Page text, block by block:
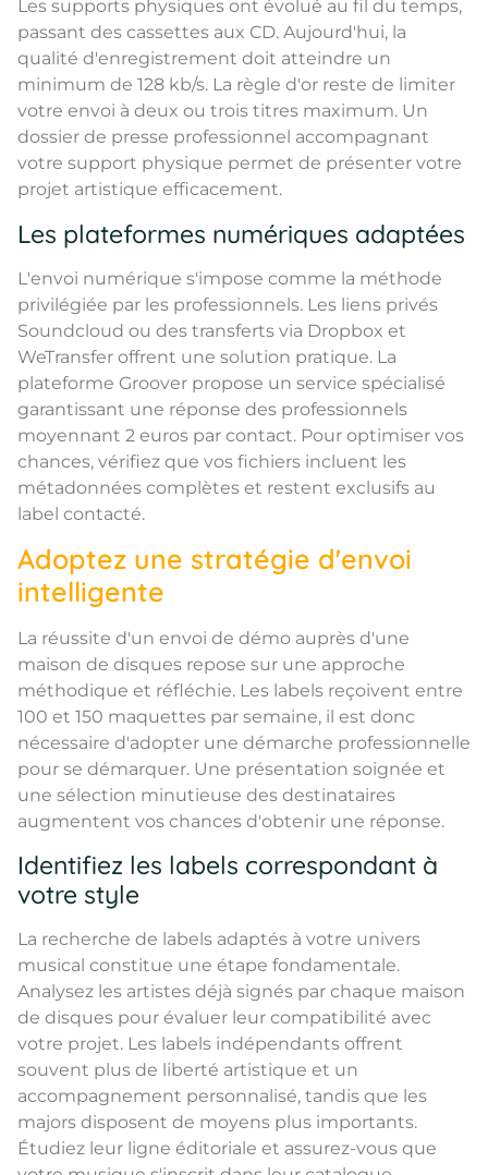
Les supports physiques ont évolué au fil du temps,
passant des cassettes aux CD. Aujourd'hui, la
qualité d'enregistrement doit atteindre un
minimum de 128 kb/s. La règle d'or reste de limiter
votre envoi à deux ou trois titres maximum. Un
dossier de presse professionnel accompagnant
votre support physique permet de présenter votre
projet artistique efficacement.
Les plateformes numériques adaptées
L'envoi numérique s'impose comme la méthode
privilégiée par les professionnels. Les liens privés
Soundcloud ou des transferts via Dropbox et
WeTransfer offrent une solution pratique. La
plateforme Groover propose un service spécialisé
garantissant une réponse des professionnels
moyennant 2 euros par contact. Pour optimiser vos
chances, vérifiez que vos fichiers incluent les
métadonnées complètes et restent exclusifs au
label contacté.
Adoptez une stratégie d'envoi
intelligente
La réussite d'un envoi de démo auprès d'une
maison de disques repose sur une approche
méthodique et réfléchie. Les labels reçoivent entre
100 et 150 maquettes par semaine, il est donc
nécessaire d'adopter une démarche professionnelle
pour se démarquer. Une présentation soignée et
une sélection minutieuse des destinataires
augmentent vos chances d'obtenir une réponse.
Identifiez les labels correspondant à
votre style
La recherche de labels adaptés à votre univers
musical constitue une étape fondamentale.
Analysez les artistes déjà signés par chaque maison
de disques pour évaluer leur compatibilité avec
votre projet. Les labels indépendants offrent
souvent plus de liberté artistique et un
accompagnement personnalisé, tandis que les
majors disposent de moyens plus importants.
Étudiez leur ligne éditoriale et assurez-vous que